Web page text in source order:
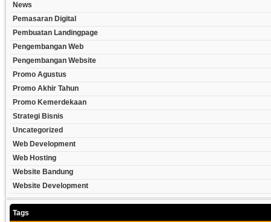
News
Pemasaran Digital
Pembuatan Landingpage
Pengembangan Web
Pengembangan Website
Promo Agustus
Promo Akhir Tahun
Promo Kemerdekaan
Strategi Bisnis
Uncategorized
Web Development
Web Hosting
Website Bandung
Website Development
Tags